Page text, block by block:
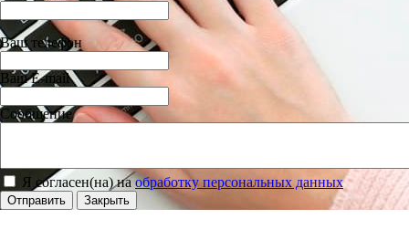
Ваш телефон
Ваш E-mail
Сообщение
Я согласен(на) наобработку персональных данных
Отправить Закрыть